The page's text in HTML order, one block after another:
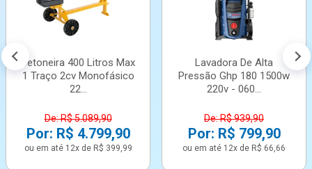
Betoneira 400 Litros Max
1 Traço 2cv Monofásico
22...
De: R$ 5.089,90
Por: R$ 4.799,90
ou em até 12x de R$ 399,99
Lavadora De Alta
Pressão Ghp 180 1500w
220v - 060...
De: R$ 939,90
Por: R$ 799,90
ou em até 12x de R$ 66,66